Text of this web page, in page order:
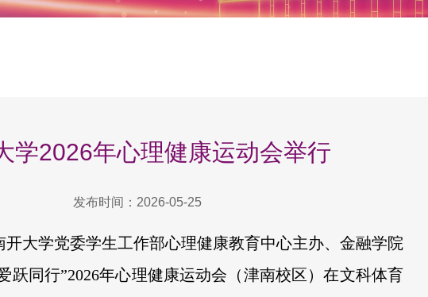
学2026年心理健康运动会举行
发布时间：2026-05-25
开大学党委学生工作部心理健康教育中心主办、金融学院
跃同行”2026年心理健康运动会（津南校区）在文科体育